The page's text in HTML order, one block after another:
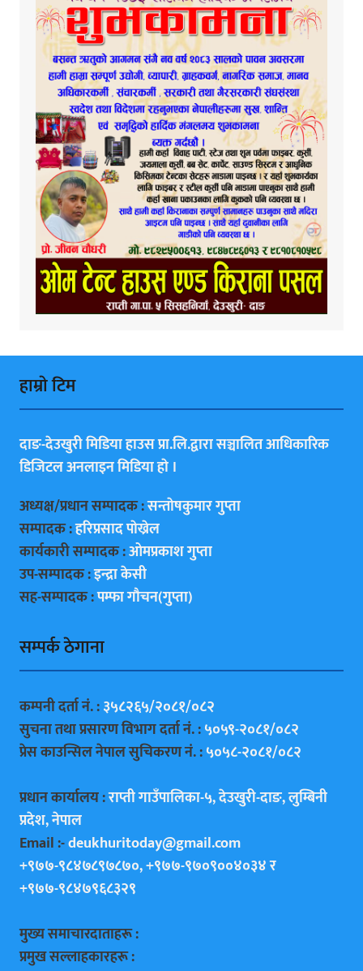
हाम्राे टिम
दाङ-देउखुरी मिडिया हाउस प्रा.लि.द्वारा सञ्चालित आधिकारिक
डिजिटल अनलाइन मिडिया हाे ।
अध्यक्ष/प्रधान सम्पादक :सन्ताेषकुमार गुप्ता
सम्पादक :हरिप्रसाद पाेख्रेल
कार्यकारी सम्पादक :ओमप्रकाश गुप्ता
उप-सम्पादक :इन्द्रा केसी
सह-सम्पादक :पम्फा गाैचन(गुप्ता)
सम्पर्क ठेगाना
कम्पनी दर्ता नं. :३५८२६५/२०८१/०८२
सुचना तथा प्रसारण विभाग दर्ता नं. :५०५९-२०८१/०८२
प्रेस काउन्सिल नेपाल सुचिकरण नं. :५०५८-२०८१/०८२
प्रधान कार्यालय :राप्ती गाउँपालिका-५, देउखुरी-दाङ, लुम्बिनी
प्रदेश, नेपाल
Email :-deukhuritoday@gmail.com
+९७७-९८४७८९७८७०, +९७७-९७०९००४०३४ र
+९७७-९८४७९६८३२९
मुख्य समाचारदाताहरू :
प्रमुख सल्लाहकारहरू :